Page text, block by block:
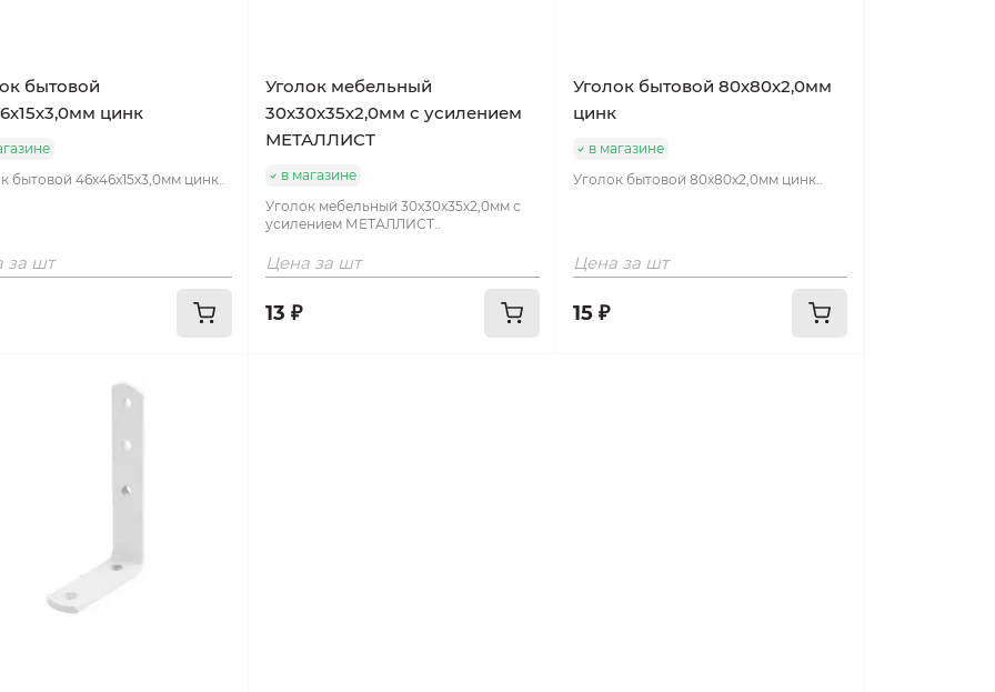
бытовой
цинк
бытовой 46х46х15х3,0мм цинк..
за шт
Уголок мебельный
30х30х35х2,0мм с усилением
МЕТАЛЛИСТ
в магазине
Уголок мебельный 30х30х35х2,0мм с
усилением МЕТАЛЛИСТ..
Цена за шт
13 ₽
Уголок бытовой 80х80х2,0мм
цинк
в магазине
Уголок бытовой 80х80х2,0мм цинк..
Цена за шт
15 ₽